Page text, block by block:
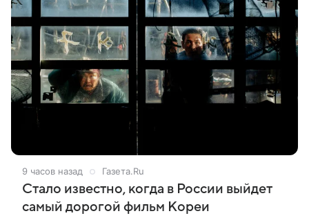
9 часов назад Газета.Ru
Стало известно, когда в России выйдет
самый дорогой фильм Кореи